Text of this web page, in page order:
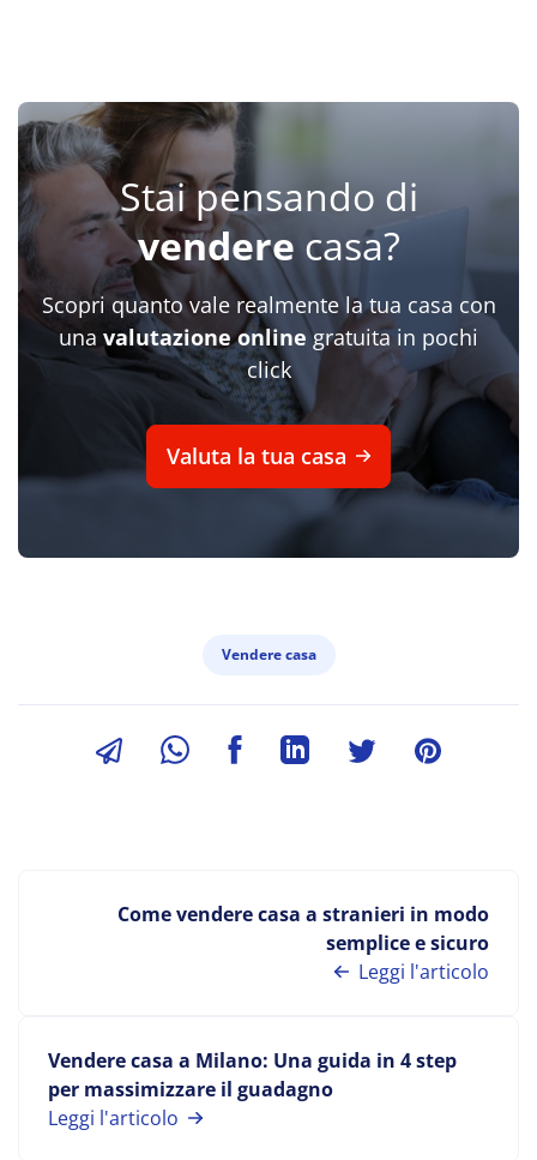
Stai pensando di
vendere casa?
Scopri quanto vale realmente la tua casa con
una valutazione onlinegratuita in pochi
click
Valuta la tua casa
Vendere casa
Come vendere casa a stranieri in modo
semplice e sicuro
Leggi l'articolo
Vendere casa a Milano: Una guida in 4 step
per massimizzare il guadagno
Leggi l'articolo